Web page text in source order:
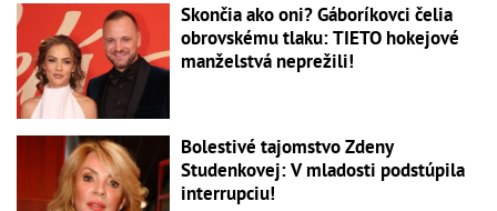
Skončia ako oni? Gáboríkovci čelia
obrovskému tlaku: TIETO hokejové
manželstvá neprežili!
Bolestivé tajomstvo Zdeny
Studenkovej: V mladosti podstúpila
interrupciu!